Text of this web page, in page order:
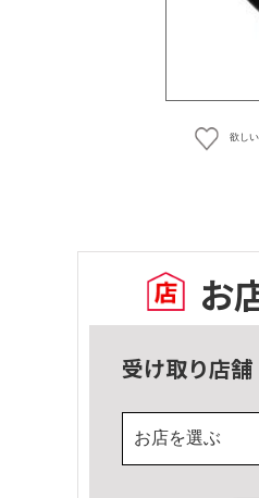
欲し
お
受け取り店舗
お店を選ぶ